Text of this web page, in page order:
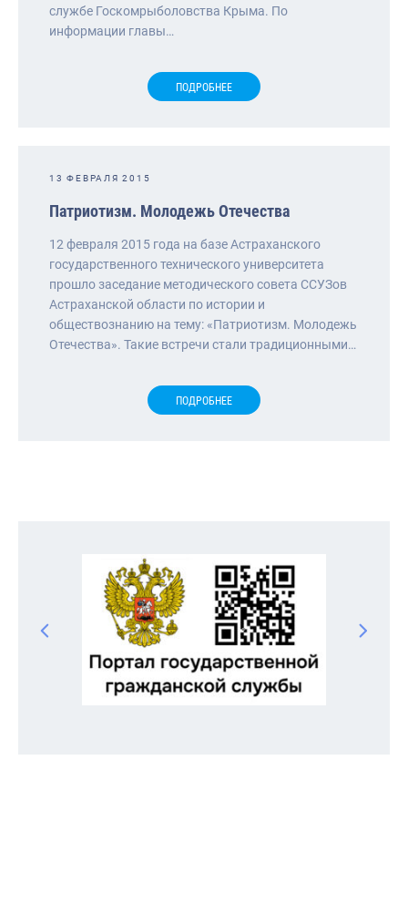
службе Госкомрыболовства Крыма. По
информации главы…
ПОДРОБНЕЕ
13 ФЕВРАЛЯ 2015
Патриотизм. Молодежь Отечества
12 февраля 2015 года на базе Астраханского
государственного технического университета
прошло заседание методического совета ССУЗов
Астраханской области по истории и
обществознанию на тему: «Патриотизм. Молодежь
Отечества». Такие встречи стали традиционными…
ПОДРОБНЕЕ